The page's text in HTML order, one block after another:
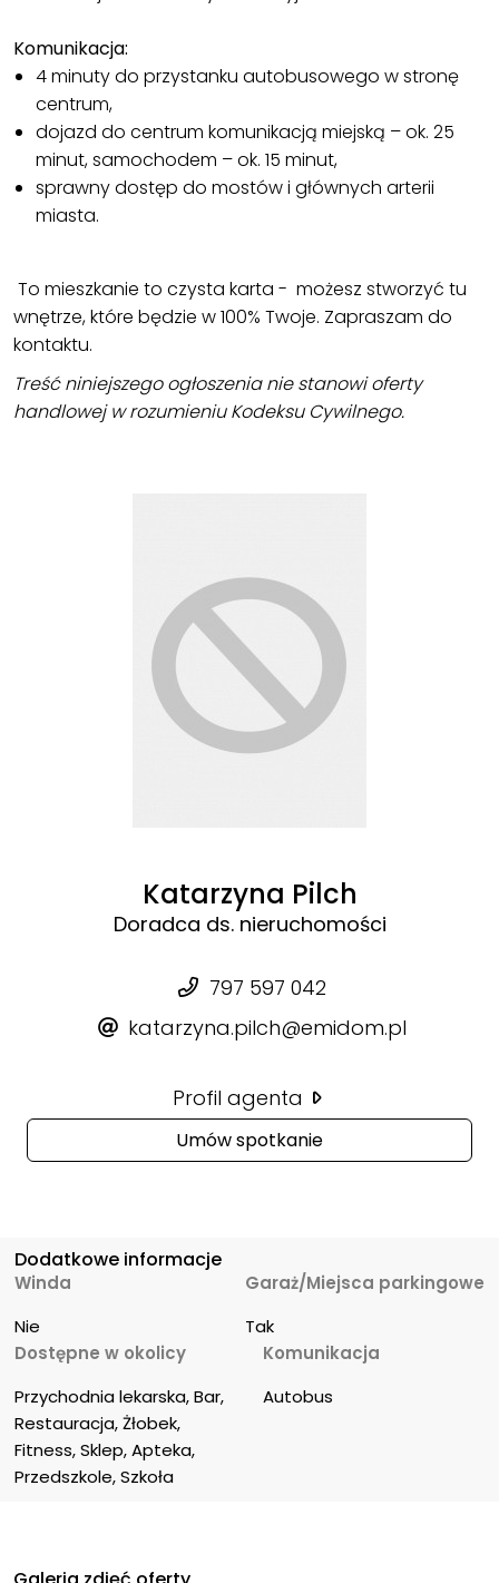
Komunikacja:
4 minuty do przystanku autobusowego w stronę
centrum,
dojazd do centrum komunikacją miejską – ok. 25
minut, samochodem – ok. 15 minut,
sprawny dostęp do mostów i głównych arterii
miasta.
To mieszkanie to czysta karta - możesz stworzyć tu
wnętrze, które będzie w 100% Twoje. Zapraszam do
kontaktu.
Treść niniejszego ogłoszenia nie stanowi oferty
handlowej w rozumieniu Kodeksu Cywilnego.
Katarzyna Pilch
Doradca ds. nieruchomości
797 597 042
katarzyna.pilch@emidom.pl
Profil agenta
Umów spotkanie
Dodatkowe informacje
Winda
Nie
Garaż/Miejsca parkingowe
Tak
Dostępne w okolicy
Przychodnia lekarska, Bar,
Restauracja, Żłobek,
Fitness, Sklep, Apteka,
Przedszkole, Szkoła
Komunikacja
Autobus